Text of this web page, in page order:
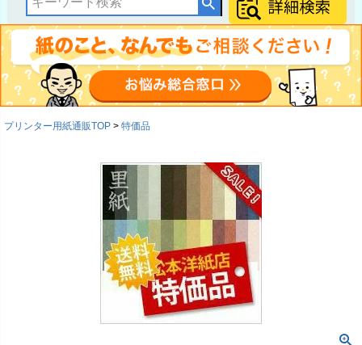
プリンター用紙通販TOP 特価品